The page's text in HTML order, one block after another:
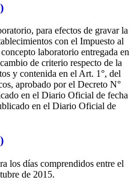
para efectos de gravar la
con el Impuesto al
laboratorio entregada en
de criterio respecto de la
y contenida en el Art. 1°, del
aprobado por el Decreto N°
en el Diario Oficial de fecha
en el Diario Oficial de
los días comprendidos entre el
de 2015.